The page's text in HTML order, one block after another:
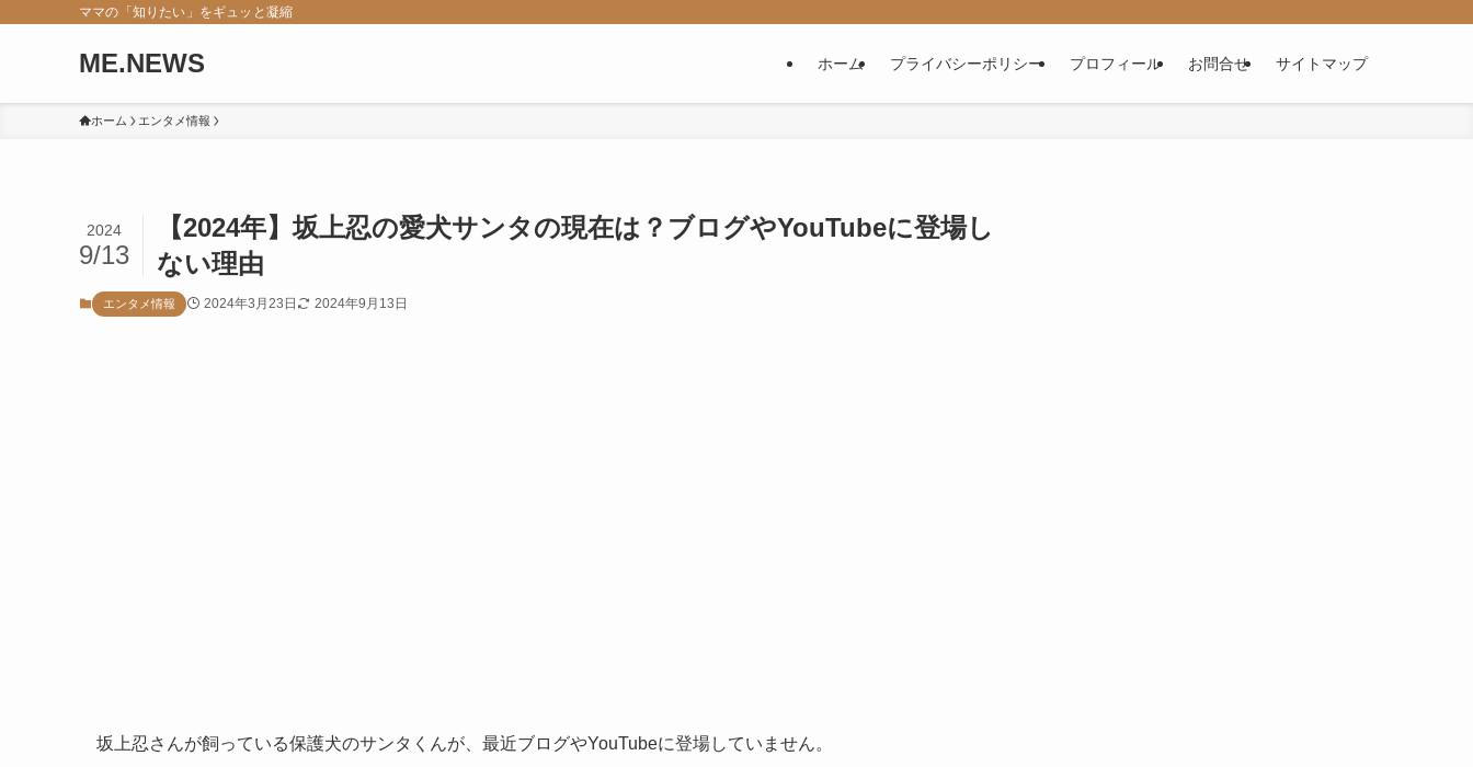
ママの「知りたい」をギュッと凝縮
ME.NEWS ホーム プライバシーポリシー プロフィール お問合せ サイトマップ
ホーム エンタメ情報
【2024年】坂上忍の愛犬サンタの現在は？ブログやYouTubeに登場し
ない理由
2024
9/13
エンタメ情報 2024年3月23日 2024年9月13日
坂上忍さんが飼っている保護犬のサンタくんが、最近ブログやYouTubeに登場していません。